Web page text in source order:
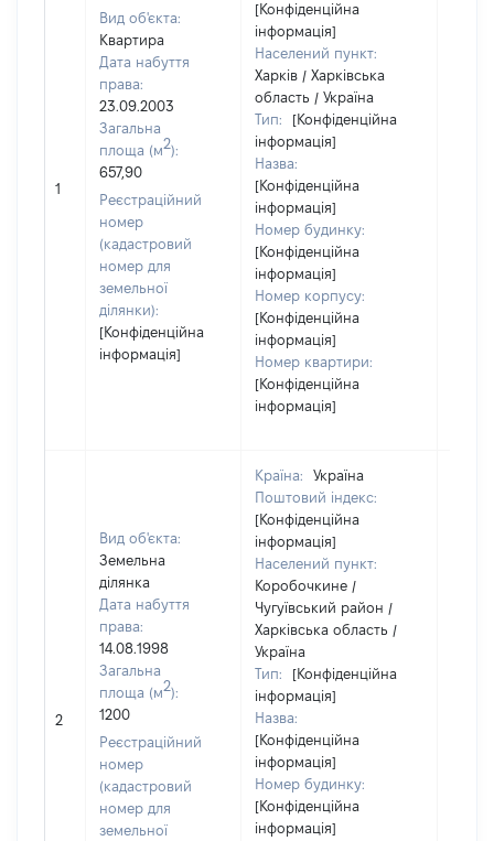
1
Вид об'єкта:
Квартира
Дата набуття
права:
23.09.2003
Загальна
площа (м2):
657,90
Реєстраційний
номер
(кадастровий
номер для
земельної
ділянки):
[Конфіденційна
інформація]
[Конфіденційна
інформація]
Населений пункт:
Харків / Харківська
область / Україна
Тип:
[Конфіденційна
інформація]
Назва:
[Конфіденційна
інформація]
Номер будинку:
[Конфіденційна
інформація]
Номер корпусу:
[Конфіденційна
інформація]
Номер квартири:
[Конфіденційна
інформація]
2
Вид об'єкта:
Земельна
ділянка
Дата набуття
права:
14.08.1998
Загальна
площа (м2):
1200
Реєстраційний
номер
(кадастровий
номер для
земельної
Країна:
Україна
Поштовий індекс:
[Конфіденційна
інформація]
Населений пункт:
Коробочкине /
Чугуївський район /
Харківська область /
Україна
Тип:
[Конфіденційна
інформація]
Назва:
[Конфіденційна
інформація]
Номер будинку:
[Конфіденційна
інформація]